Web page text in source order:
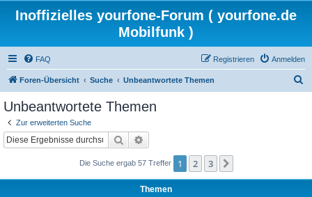
Inoffizielles yourfone-Forum ( yourfone.de
Mobilfunk )
FAQ Anmelden
Registrieren
Foren-Übersicht Suche Unbeantwortete Themen
Unbeantwortete Themen
Zur erweiterten Suche
Suche
Die Suche ergab 57 Treffer 1 2 3
Themen